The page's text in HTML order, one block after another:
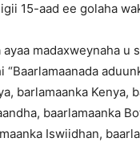
15-aad ee golaha
madaxweynaha u
barlamaanka Kenya,
baarlamaanka
Iswiidhan,